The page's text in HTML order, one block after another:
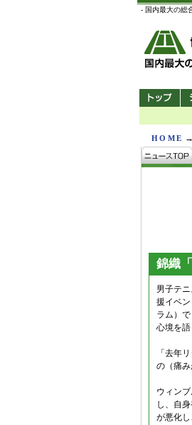
- 国内最大の総
HOME →
錦織
男子テ
援イベ
ラム）
心境を語
「去年
の（痛
ウィン
し、自
が悪化し